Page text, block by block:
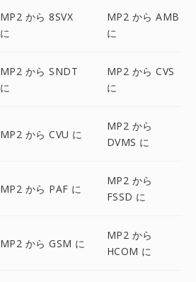
MP2 から 8SVX
に
MP2 から AMB
に
MP2 から SNDT
に
MP2 から CVS
に
MP2 から CVU に
MP2 から
DVMS に
MP2 から PAF に
MP2 から
FSSD に
MP2 から GSM に
MP2 から
HCOM に